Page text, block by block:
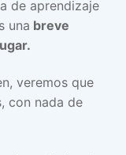
de aprendizaje
una breve
veremos que
con nada de